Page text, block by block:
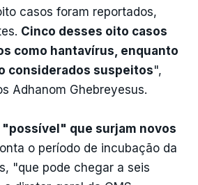
casos foram reportados,
Cinco desses oito casos
como hantavírus, enquanto
considerados suspeitos",
Adhanom Ghebreyesus.
"possível" que surjam novos
o período de incubação da
"que pode chegar a seis